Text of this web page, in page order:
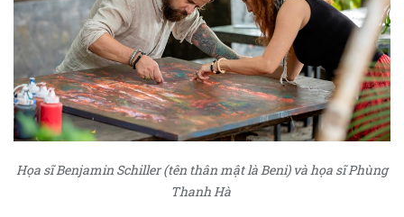
Họa sĩ Benjamin Schiller (tên thân mật là Beni) và họa sĩ Phùng
Thanh Hà